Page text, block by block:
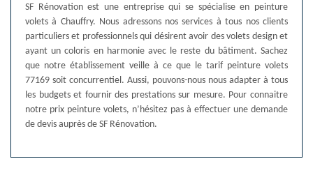
SF Rénovation est une entreprise qui se spécialise en peinture
volets à Chauffry. Nous adressons nos services à tous nos clients
particuliers et professionnels qui désirent avoir des volets design et
ayant un coloris en harmonie avec le reste du bâtiment. Sachez
que notre établissement veille à ce que le tarif peinture volets
77169 soit concurrentiel. Aussi, pouvons-nous nous adapter à tous
les budgets et fournir des prestations sur mesure. Pour connaitre
notre prix peinture volets, n’hésitez pas à effectuer une demande
de devis auprès de SF Rénovation.